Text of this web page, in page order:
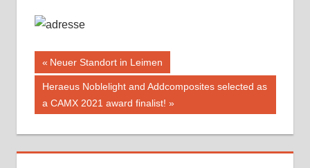
Beitragsnavigation
Vorheriger
Beitrag:
Neuer Standort in Leimen
Nächster
Beitrag:
Heraeus Noblelight and Addcomposites selected as
a CAMX 2021 award finalist!